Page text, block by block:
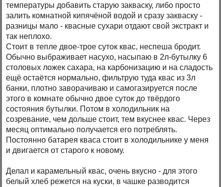
температуры добавить старую закваску, либо просто
залить комнатной кипячёной водой и сразу закваску -
разницы мало - квасные сухари отдают свой экстракт и
так неплохо.
Стоит в тепле двое-трое суток квас, неспеша бродит.
Обычно выбраживает насухо, насыпаю в 2л-бутылку 6
столовых ложек сахара, на карбонизацию и на сладость
ещё остаётся нормально, фильтрую туда квас из 3л
банки, плотно заворачиваю и самогазируется после
этого в комнате обычно двое суток до твёрдого
состояния бутылки. Потом в холодильник на
созревание, чем дольше стоит, тем вкуснее квас. Через
месяц оптимально получается его потреблять.
Постоянно батарея кваса стоит в холодильнике у меня
и двигается от старого к новому.
Делал и карамельный квас, очень вкусно - для этого
белый хлеб режется на куски, в чашке разводится